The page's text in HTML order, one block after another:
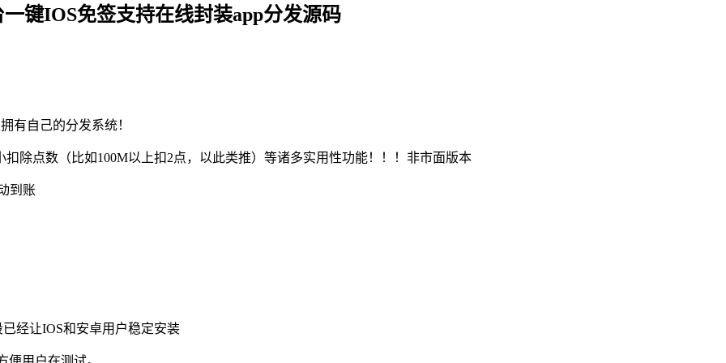
键IOS免签支持在线封装app分发源码
有自己的分发系统！
除点数（比如100M以上扣2点，以此类推）等诸多实用性功能！！！非市面版本
到账
经让IOS和安卓用户稳定安装